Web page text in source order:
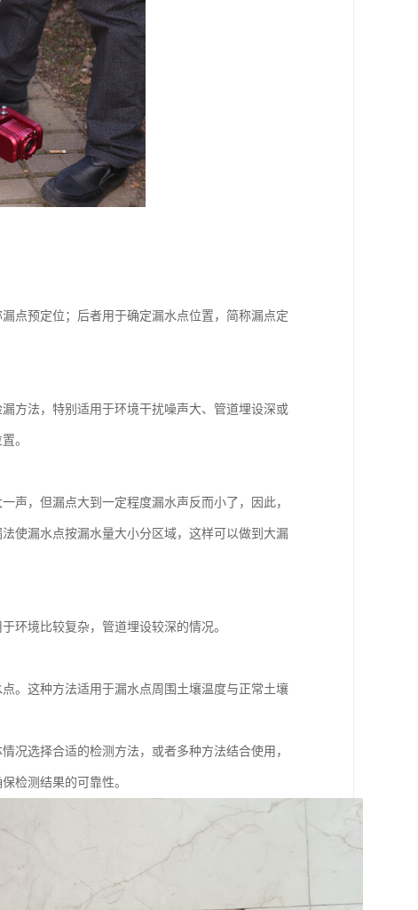
点预定位；后者用于确定漏水点位置，简称漏点定
方法，特别适用于环境干扰噪声大、管道埋设深或
。
声，但漏点大到一定程度漏水声反而小了，因此，
使漏水点按漏水量大小分区域，这样可以做到大漏
环境比较复杂，管道埋设较深的情况。
。这种方法适用于漏水点周围土壤温度与正常土壤
况选择合适的检测方法，或者多种方法结合使用，
检测结果的可靠性。